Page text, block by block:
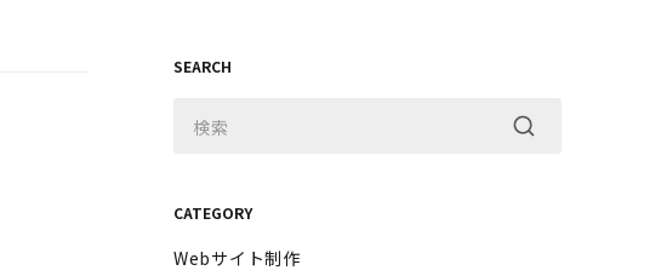
SEARCH
CATEGORY
Webサイト制作